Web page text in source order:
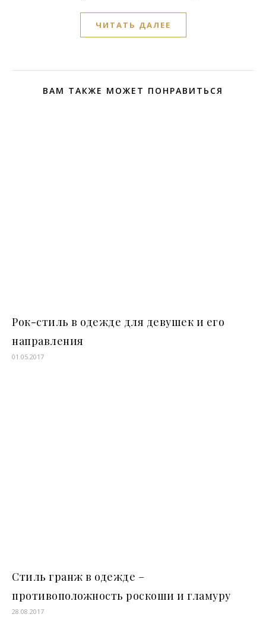
ЧИТАТЬ ДАЛЕЕ
ВАМ ТАКЖЕ МОЖЕТ ПОНРАВИТЬСЯ
Рок-стиль в одежде для девушек и его
направления
01.05.2017
Стиль гранж в одежде –
противоположность роскоши и гламуру
28.08.2017